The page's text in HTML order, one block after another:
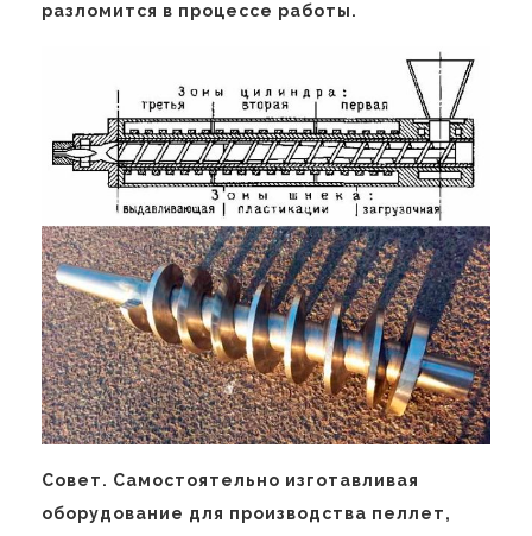
разломится в процессе работы.
Совет. Самостоятельно изготавливая
оборудование для производства пеллет,